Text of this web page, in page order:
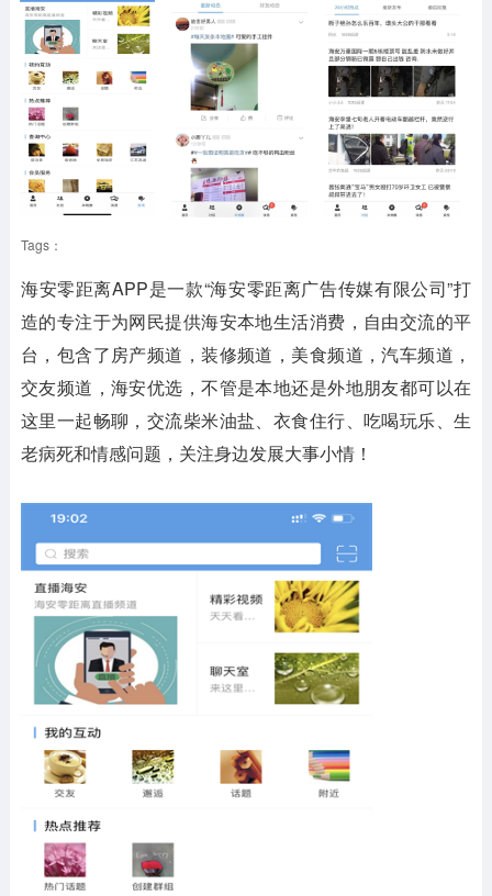
Tags：
海安零距离APP是一款“海安零距离广告传媒有限公司”打
造的专注于为网民提供海安本地生活消费，自由交流的平
台，包含了房产频道，装修频道，美食频道，汽车频道，
交友频道，海安优选，不管是本地还是外地朋友都可以在
这里一起畅聊，交流柴米油盐、衣食住行、吃喝玩乐、生
老病死和情感问题，关注身边发展大事小情！